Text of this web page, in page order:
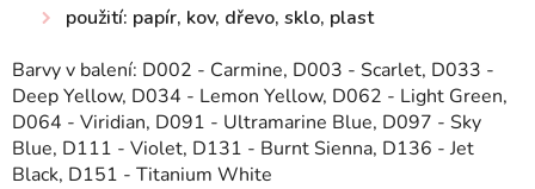
použití: papír, kov, dřevo, sklo, plast
Barvy v balení: D002 - Carmine, D003 - Scarlet, D033 -
Deep Yellow, D034 - Lemon Yellow, D062 - Light Green,
D064 - Viridian, D091 - Ultramarine Blue, D097 - Sky
Blue, D111 - Violet, D131 - Burnt Sienna, D136 - Jet
Black, D151 - Titanium White